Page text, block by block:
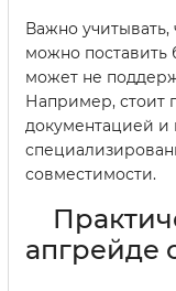
Важно
можно поставить
может не
Например, стоит
документацией и
совместимости.
апгрейде